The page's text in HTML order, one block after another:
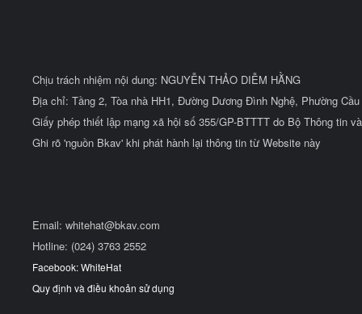
Chịu trách nhiệm nội dung: NGUYỄN THẢO DIỄM HẰNG
Địa chỉ: Tầng 2, Tòa nhà HH1, Đường Dương Đình Nghệ, Phường
Giấy phép thiết lập mạng xã hội số 355/GP-BTTTT do Bộ Thông tin
Ghi rõ 'nguồn Bkav' khi phát hành lại thông tin từ Website này
Email: whitehat@bkav.com
Hotline: (024) 3763 2552
Facebook: WhiteHat
Quy định và điều khoản sử dụng